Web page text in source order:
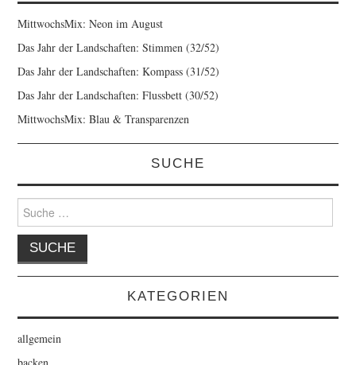
MittwochsMix: Neon im August
Das Jahr der Landschaften: Stimmen (32/52)
Das Jahr der Landschaften: Kompass (31/52)
Das Jahr der Landschaften: Flussbett (30/52)
MittwochsMix: Blau & Transparenzen
SUCHE
Suche
nach:
KATEGORIEN
allgemein